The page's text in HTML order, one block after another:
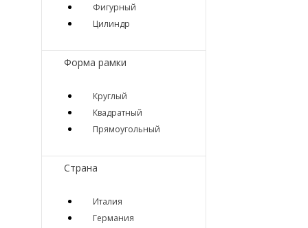
Фигурный
Цилиндр
Форма рамки
Круглый
Квадратный
Прямоугольный
Страна
Италия
Германия